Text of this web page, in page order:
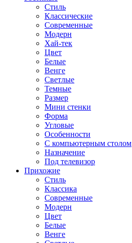
Стиль
Классические
Современные
Модерн
Хай-тек
Цвет
Белые
Венге
Светлые
Темные
Размер
Мини стенки
Форма
Угловые
Особенности
С компьютерным столом
Назначение
Под телевизор
Прихожие
Стиль
Классика
Современные
Модерн
Цвет
Белые
Венге